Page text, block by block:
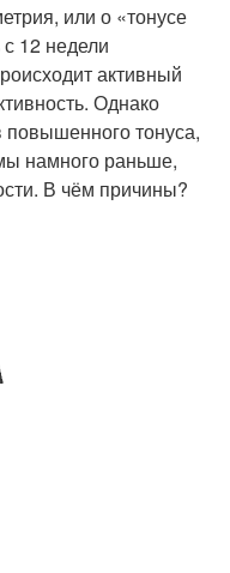
или о «тонусе
12 недели
активный
Однако
повышенного тонуса,
намного раньше,
В чём причины?